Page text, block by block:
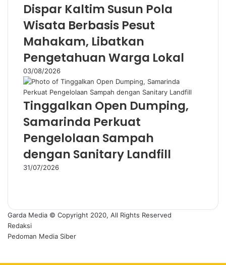
Dispar Kaltim Susun Pola
Wisata Berbasis Pesut
Mahakam, Libatkan
Pengetahuan Warga Lokal
03/08/2026
Tinggalkan Open Dumping,
Samarinda Perkuat
Pengelolaan Sampah
dengan Sanitary Landfill
31/07/2026
v
i
o
u
p
x
t
p
a
e
Garda Media © Copyright 2020, All Rights Reserved
Redaksi
Pedoman Media Siber